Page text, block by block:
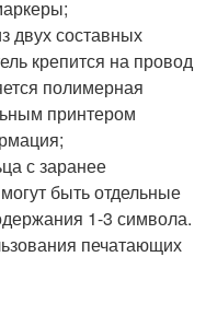
двух составных
крепится на провод
полимерная
принтером
с заранее
быть отдельные
1-3 символа.
печатающих